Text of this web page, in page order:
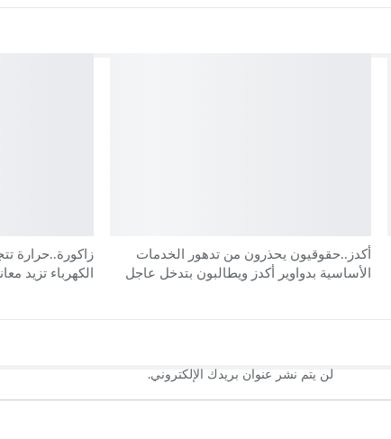
أكدز..حقوقيون يحذرون من تدهور الخدمات
الأساسية بدواوير أكدز ويطالبون بتدخل عاجل
الكهرباء تزيد
لن يتم نشر عنوان بريدك الإلكتروني.